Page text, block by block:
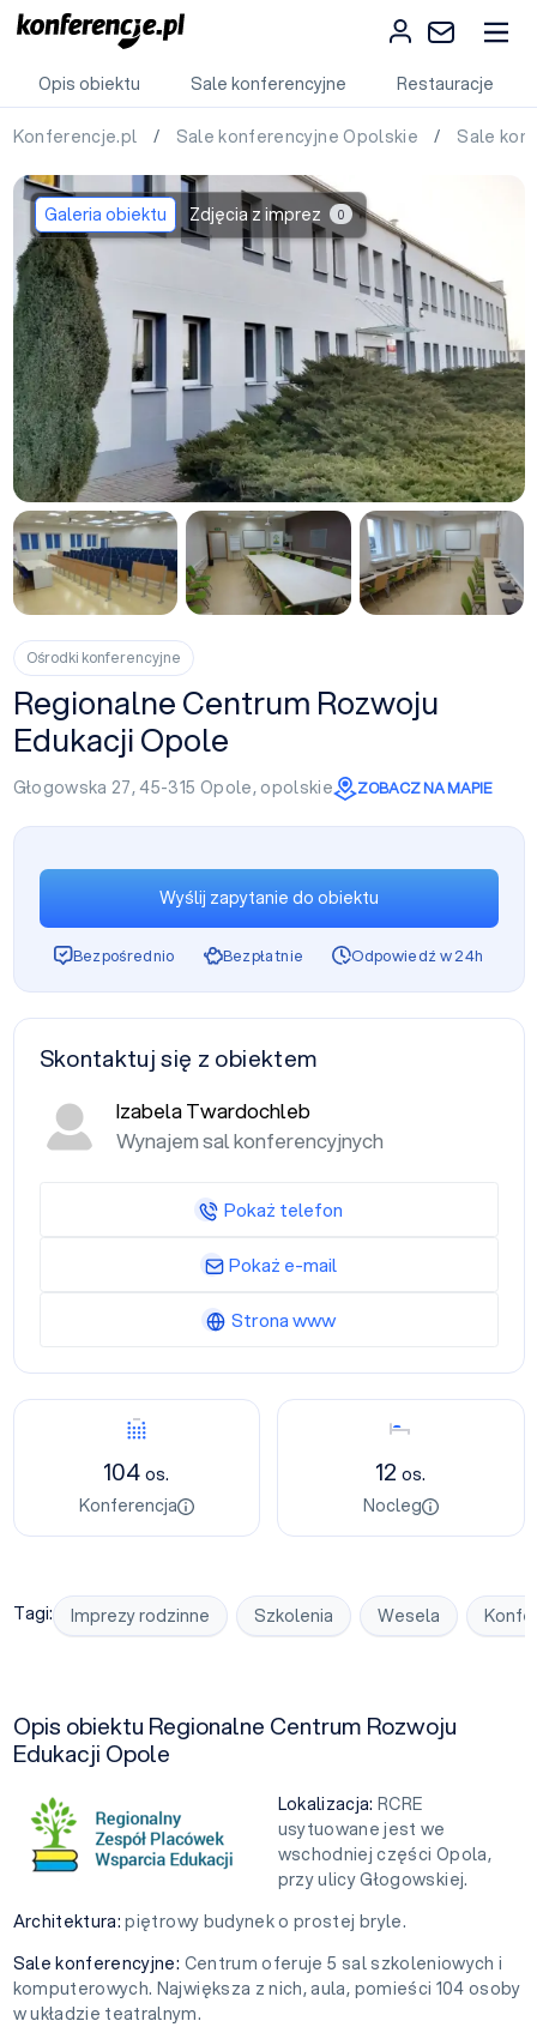
Opis obiektu Sale konferencyjne Restauracje
Konferencje.pl / Sale konferencyjne Opolskie / Sale
Galeria obiektu Zdjęcia z imprez 0
Ośrodki konferencyjne
Regionalne Centrum Rozwoju
Edukacji Opole
Głogowska 27, 45-315 Opole, opolskie ZOBACZ NA MAPIE
Konferencja
104os.
Konferencja
Nocleg
12os.
Nocleg
Tagi: Imprezy rodzinne Szkolenia Wesela
Opis obiektu Regionalne Centrum Rozwoju
Edukacji Opole
Lokalizacja:RCRE
usytuowane jest we
wschodniej części Opola,
przy ulicy Głogowskiej.
Architektura:piętrowy budynek o prostej bryle.
Sale konferencyjne: Centrum oferuje 5 sal szkoleniowych i
komputerowych. Największa z nich, aula, pomieści 104 osoby
w układzie teatralnym.
Wyślij zapytanie do obiektu
Bezpośrednio Bezpłatnie Odpowiedź w 24h
Skontaktuj się z obiektem
Izabela Twardochleb
Wynajem sal konferencyjnych
Pokaż telefon
Pokaż e-mail
Strona www